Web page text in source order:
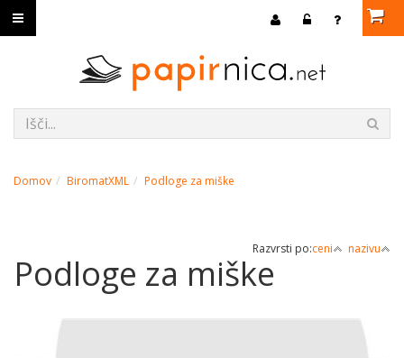
Domov BiromatXML Podloge za miške
Razvrsti po:ceni nazivu
Podloge za miške